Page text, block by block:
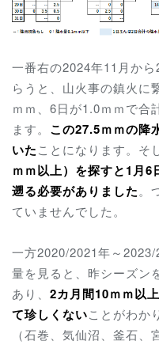
一番右の2024年11月か
らうと、山火事の鎮火に
ｍｍ、6日が1.0ｍｍで合
ます。 この27.5ｍｍの降
いたことになります。そ
ｍｍ以上）を探すと1月6
遡る必要がありました。
ていませんでした。
一方2020/2021年～
量を見ると、昨シーズン
あり、 2カ月間10ｍｍ以
て珍しくないことがわか
（石巻、気仙沼、釜石、